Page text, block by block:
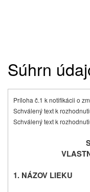
Súhrn
Príloha č.1 k notifikácii o
Schválený text k
Schválený text k
1. NÁZOV LIEKU